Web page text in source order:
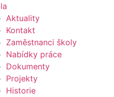
Aktuality
Kontakt
Zaměstnanci školy
Nabídky práce
Dokumenty
Projekty
Historie